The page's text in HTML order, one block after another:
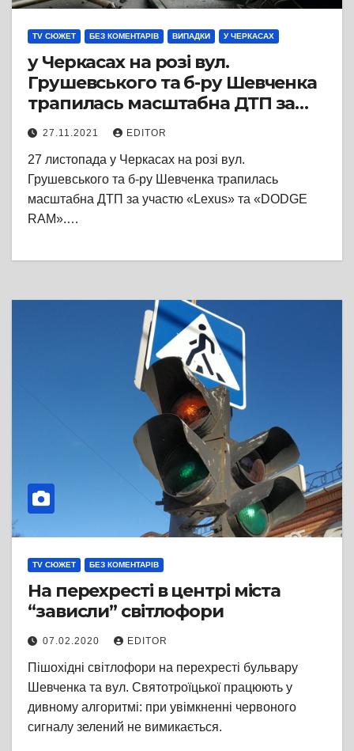
TV СЮЖЕТ БЕЗ КОМЕНТАРІВ ВИПАДКИ У ЧЕРКАСАХ
у Черкасах на розі вул.
Грушевського та б-ру Шевченка
трапилась масштабна ДТП за
участю «Lexus» та «DODGE RAM»
27.11.2021 EDITOR
27 листопада у Черкасах на розі вул.
Грушевського та б-ру Шевченка трапилась
масштабна ДТП за участю «Lexus» та «DODGE
RAM».…
TV СЮЖЕТ БЕЗ КОМЕНТАРІВ
На перехресті в центрі міста
“зависли” світлофори
07.02.2020 EDITOR
Пішохідні світлофори на перехресті бульвару
Шевченка та вул. Святотроїцької працюють у
дивному алгоритмі: при увімкненні червоного
сигналу зелений не вимикається.